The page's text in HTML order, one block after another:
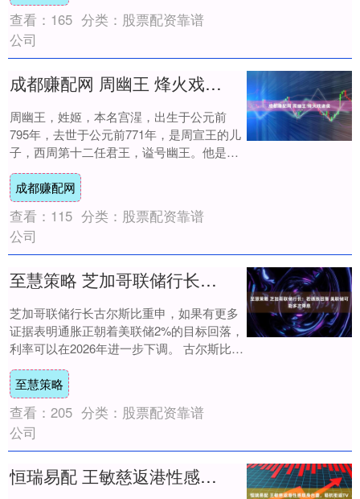
查看： 165 分类： 股票配资靠谱
公司
成都赚配网 周幽王 烽火戏诸侯
周幽王，姓姬，本名宫湦，出生于公元前
795年，去世于公元前771年，是周宣王的儿
子，西周第十二任君王，谥号幽王。他是西
周历史上最后一位皇帝，在位期间共统治了
11....
成都赚配网
查看： 115 分类： 股票配资靠谱
公司
至慧策略 芝加哥联储行长：若通胀回落 美联储可能多次降息
芝加哥联储行长古尔斯比重申，如果有更多
证据表明通胀正朝着美联储2%的目标回落，
利率可以在2026年进一步下调。 古尔斯比周
四接受采访时表示：“只要我们能看到人们....
至慧策略
查看： 205 分类： 股票配资靠谱
公司
恒瑞易配 王敏慈返港性感現身台慶，唔抗拒返TVB拍劇：邊度有劇拍就去邊度